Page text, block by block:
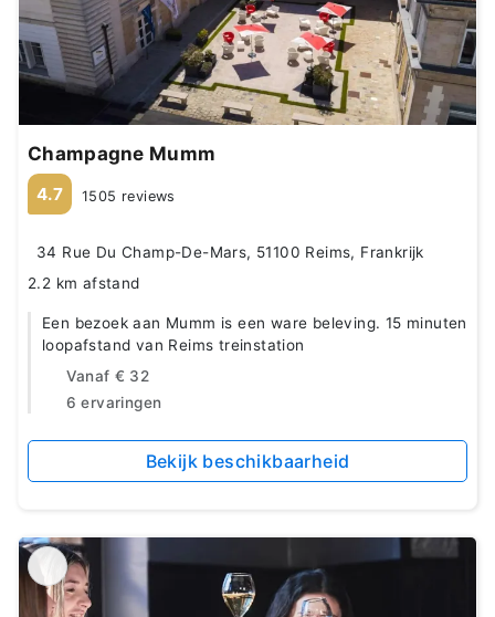
Champagne Mumm
4.7 1505 reviews
34 Rue Du Champ-De-Mars, 51100 Reims, Frankrijk
2.2 km afstand
Een bezoek aan Mumm is een ware beleving. 15 minuten
loopafstand van Reims treinstation
Vanaf € 32
6 ervaringen
Bekijk beschikbaarheid